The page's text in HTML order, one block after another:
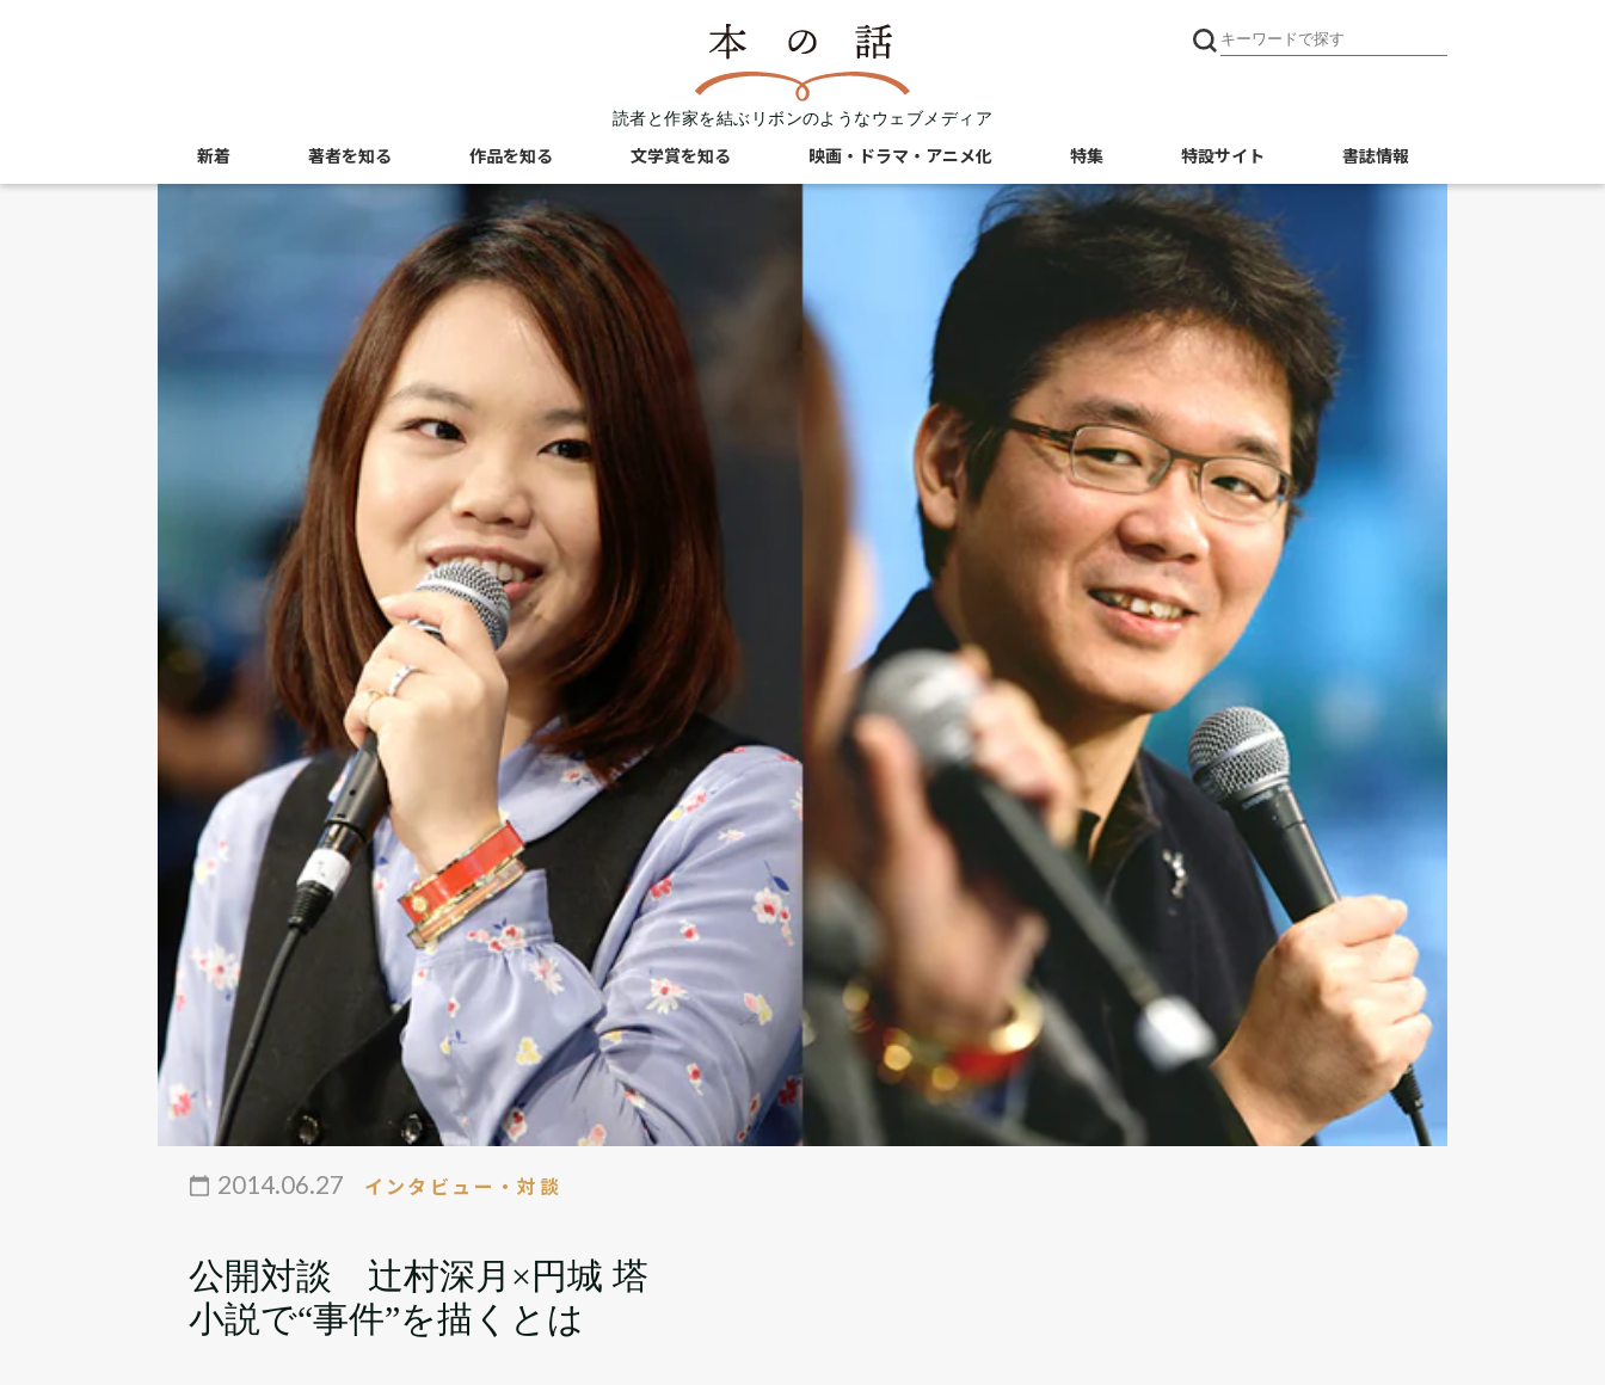
読者と作家を結ぶリボンのようなウェブメディア
新着 著者を知る 作品を知る 文学賞を知る 映画・ドラマ・アニメ化 特集 特設サイト 書誌情報
2014.06.27 インタビュー・対談
公開対談 辻村深月×円城 塔
小説で“事件”を描くとは